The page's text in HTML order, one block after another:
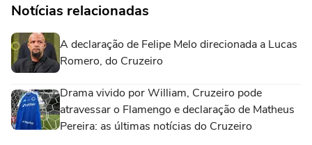
Notícias relacionadas
A declaração de Felipe Melo direcionada a Lucas
Romero, do Cruzeiro
Drama vivido por William, Cruzeiro pode
atravessar o Flamengo e declaração de Matheus
Pereira: as últimas notícias do Cruzeiro